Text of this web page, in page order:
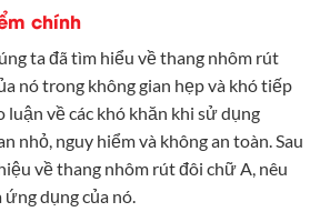
chính
ta đã tìm hiểu về thang nhôm rút
nó trong không gian hẹp và khó tiếp
luận về các khó khăn khi sử dụng
nhỏ, nguy hiểm và không an toàn. Sau
về thang nhôm rút đôi chữ A, nêu
dụng của nó.